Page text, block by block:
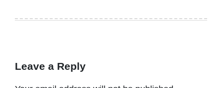
Leave a Reply